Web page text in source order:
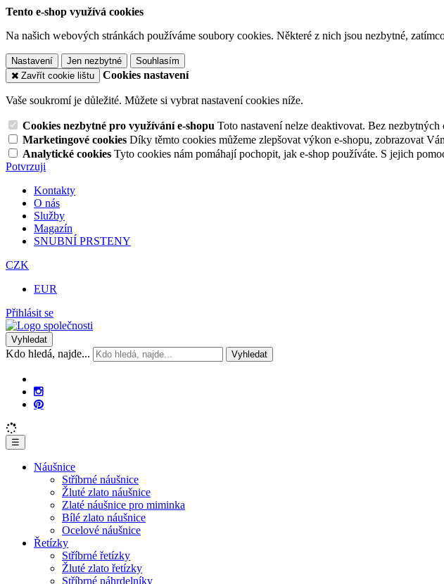
Tento e-shop využívá cookies
Na našich webových stránkách používáme soubory cookies. Některé z nich jsou nezbytné,
Nastavení Jen nezbytné
Souhlasím
Zavřít cookie lištu
Cookies nastavení
Vaše soukromí je důležité. Můžete si vybrat nastavení cookies níže.
Cookies nezbytné pro využívání e-shopu Toto nastavení nelze deaktivovat. Bez
Marketingové cookies Díky těmto cookies můžeme zlepšovat výkon e-shopu, zobrazovat
Analytické cookies Tyto cookies nám pomáhají pochopit, jak e-shop používáte. S jejich
Potvrzuji
Kontakty
O nás
Služby
Magazín
SNUBNÍ PRSTENY
CZK
EUR
Přihlásit se
Vyhledat
Kdo hledá, najde... Vyhledat
☰
Náušnice
Stříbrné náušnice
Žluté zlato náušnice
Zlaté náušnice pro miminka
Bílé zlato náušnice
Ocelové náušnice
Řetízky
Stříbrné řetízky
Žluté zlato řetízky
Stříbrné náhrdelníky